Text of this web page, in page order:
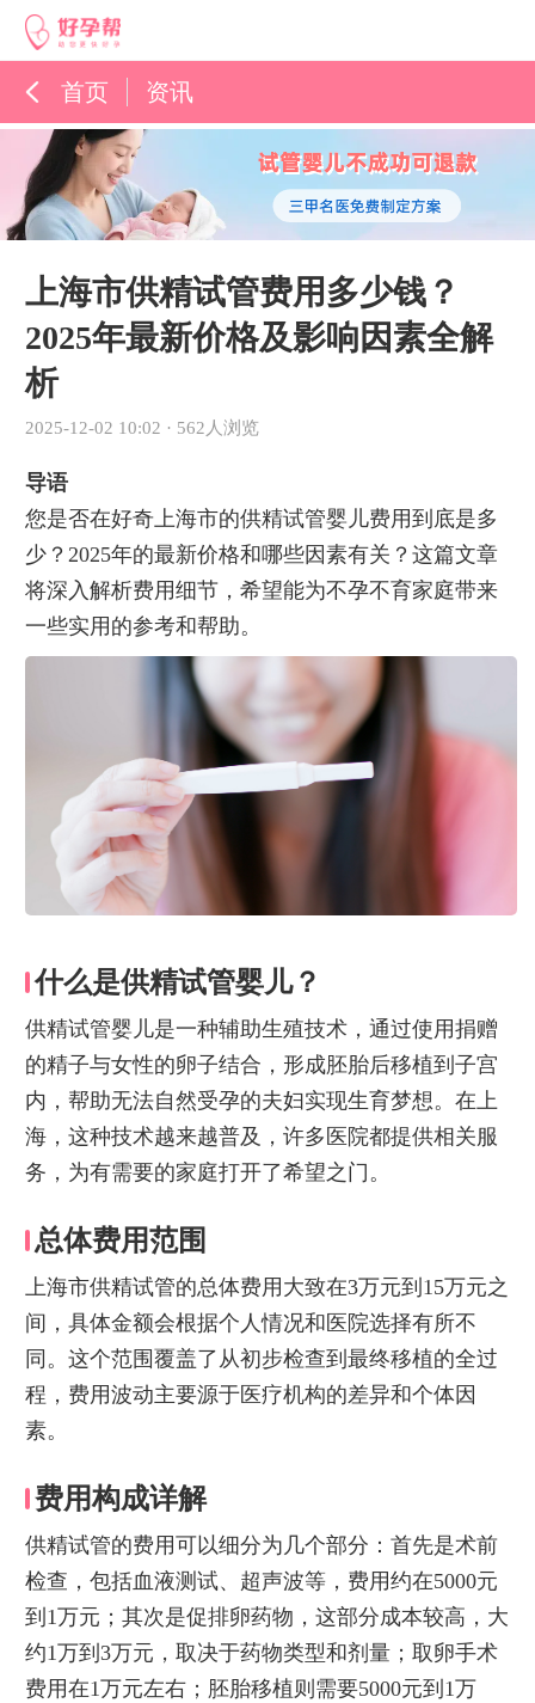
首页 资讯
孕育百科
综合资讯
上海市供精试管费用多少钱？
2025年最新价格及影响因素全解
析
2025-12-02 10:02 · 562人浏览
导语
您是否在好奇上海市的供精试管婴儿费用到底是多
少？2025年的最新价格和哪些因素有关？这篇文章
将深入解析费用细节，希望能为不孕不育家庭带来
一些实用的参考和帮助。
什么是供精试管婴儿？
供精试管婴儿是一种辅助生殖技术，通过使用捐赠
的精子与女性的卵子结合，形成胚胎后移植到子宫
内，帮助无法自然受孕的夫妇实现生育梦想。在上
海，这种技术越来越普及，许多医院都提供相关服
务，为有需要的家庭打开了希望之门。
总体费用范围
上海市供精试管的总体费用大致在3万元到15万元之
间，具体金额会根据个人情况和医院选择有所不
同。这个范围覆盖了从初步检查到最终移植的全过
程，费用波动主要源于医疗机构的差异和个体因
素。
费用构成详解
供精试管的费用可以细分为几个部分：首先是术前
检查，包括血液测试、超声波等，费用约在5000元
到1万元；其次是促排卵药物，这部分成本较高，大
约1万到3万元，取决于药物类型和剂量；取卵手术
费用在1万元左右；胚胎移植则需要5000元到1万